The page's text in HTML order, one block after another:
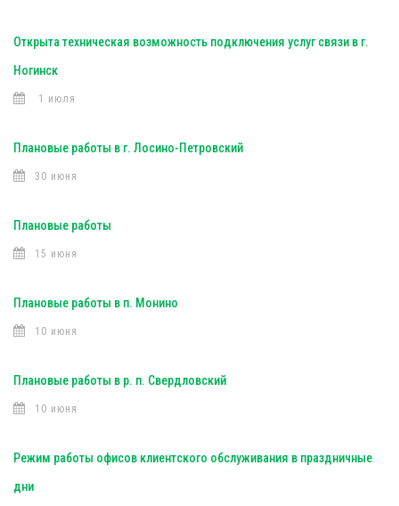
Открыта техническая возможность подключения услуг связи в г.
Ногинск
1 июля
Плановые работы в г. Лосино-Петровский
30 июня
Плановые работы
15 июня
Плановые работы в п. Монино
10 июня
Плановые работы в р. п. Свердловский
10 июня
Режим работы офисов клиентского обслуживания в праздничные
дни